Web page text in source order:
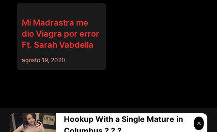
Hookup With a Single Mature in
Mi Madrastra me
dio Viagra por error
Ft. Sarah Vabdella
agosto 19, 2020
Telegram: @vicivi3• Twitter: @subcolombia1• Correo: